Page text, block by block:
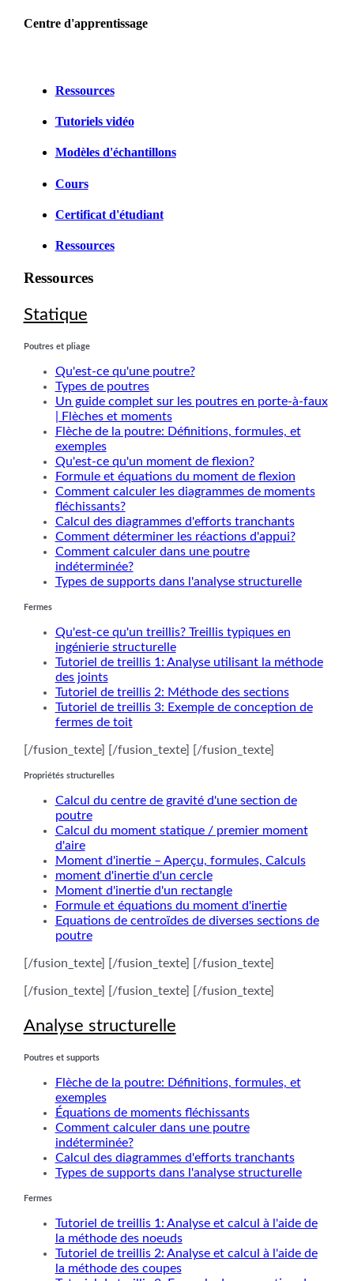
Centre d'apprentissage
Ressources
Tutoriels vidéo
Modèles d'échantillons
Cours
Certificat d'étudiant
Ressources
Ressources
Statique
Poutres et pliage
Qu'est-ce qu'une poutre?
Types de poutres
Un guide complet sur les poutres en porte-à-faux
| Flèches et moments
Flèche de la poutre: Définitions, formules, et
exemples
Qu'est-ce qu'un moment de flexion?
Formule et équations du moment de flexion
Comment calculer les diagrammes de moments
fléchissants?
Calcul des diagrammes d'efforts tranchants
Comment déterminer les réactions d'appui?
Comment calculer dans une poutre
indéterminée?
Types de supports dans l'analyse structurelle
Fermes
Qu'est-ce qu'un treillis? Treillis typiques en
ingénierie structurelle
Tutoriel de treillis 1: Analyse utilisant la méthode
des joints
Tutoriel de treillis 2: Méthode des sections
Tutoriel de treillis 3: Exemple de conception de
fermes de toit
[/fusion_texte] [/fusion_texte] [/fusion_texte]
Propriétés structurelles
Calcul du centre de gravité d'une section de
poutre
Calcul du moment statique / premier moment
d'aire
Moment d'inertie – Aperçu, formules, Calculs
moment d'inertie d'un cercle
Moment d'inertie d'un rectangle
Formule et équations du moment d'inertie
Equations de centroïdes de diverses sections de
poutre
[/fusion_texte] [/fusion_texte] [/fusion_texte]
[/fusion_texte] [/fusion_texte] [/fusion_texte]
Analyse structurelle
Poutres et supports
Flèche de la poutre: Définitions, formules, et
exemples
Équations de moments fléchissants
Comment calculer dans une poutre
indéterminée?
Calcul des diagrammes d'efforts tranchants
Types de supports dans l'analyse structurelle
Fermes
Tutoriel de treillis 1: Analyse et calcul à l'aide de
la méthode des noeuds
Tutoriel de treillis 2: Analyse et calcul à l'aide de
la méthode des coupes